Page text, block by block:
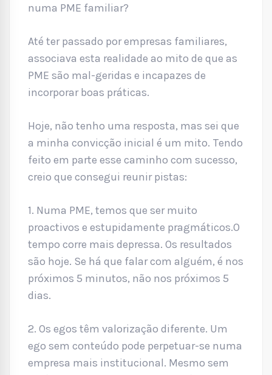
numa PME familiar?
Até ter passado por empresas familiares,
associava esta realidade ao mito de que as
PME são mal-geridas e incapazes de
incorporar boas práticas.
Hoje, não tenho uma resposta, mas sei que
a minha convicção inicial é um mito. Tendo
feito em parte esse caminho com sucesso,
creio que consegui reunir pistas:
1. Numa PME, temos que ser muito
proactivos e estupidamente pragmáticos.O
tempo corre mais depressa. Os resultados
são hoje. Se há que falar com alguém, é nos
próximos 5 minutos, não nos próximos 5
dias.
2. Os egos têm valorização diferente. Um
ego sem conteúdo pode perpetuar-se numa
empresa mais institucional. Mesmo sem